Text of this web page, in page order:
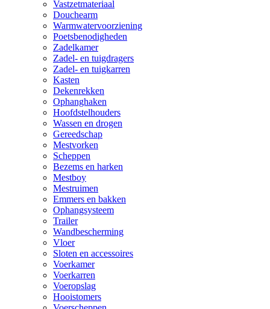
Vastzetmateriaal
Douchearm
Warmwatervoorziening
Poetsbenodigheden
Zadelkamer
Zadel- en tuigdragers
Zadel- en tuigkarren
Kasten
Dekenrekken
Ophanghaken
Hoofdstelhouders
Wassen en drogen
Gereedschap
Mestvorken
Scheppen
Bezems en harken
Mestboy
Mestruimen
Emmers en bakken
Ophangsysteem
Trailer
Wandbescherming
Vloer
Sloten en accessoires
Voerkamer
Voerkarren
Voeropslag
Hooistomers